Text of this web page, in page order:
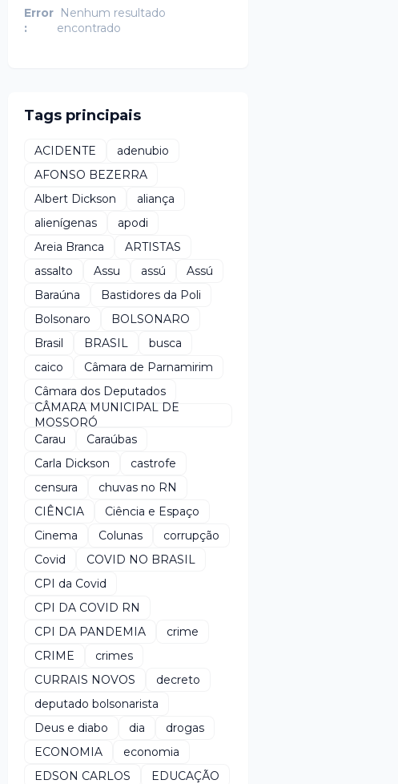
Error
:
Nenhum resultado
encontrado
Tags principais
ACIDENTE
adenubio
AFONSO BEZERRA
Albert Dickson
aliança
alienígenas
apodi
Areia Branca
ARTISTAS
assalto
Assu assú
Assú
Baraúna
Bastidores da Poli
Bolsonaro
BOLSONARO
Brasil
BRASIL
busca
caico
Câmara de Parnamirim
Câmara dos Deputados
CÂMARA MUNICIPAL DE
MOSSORÓ
Carau
Caraúbas
Carla Dickson
castrofe
censura
chuvas no RN
CIÊNCIA
Ciência e Espaço
Cinema
Colunas
corrupção
Covid
COVID NO BRASIL
CPI da Covid
CPI DA COVID RN
CPI DA PANDEMIA
crime
CRIME
crimes
CURRAIS NOVOS
decreto
deputado bolsonarista
Deus e diabo
dia
drogas
ECONOMIA
economia
EDSON CARLOS
EDUCAÇÃO